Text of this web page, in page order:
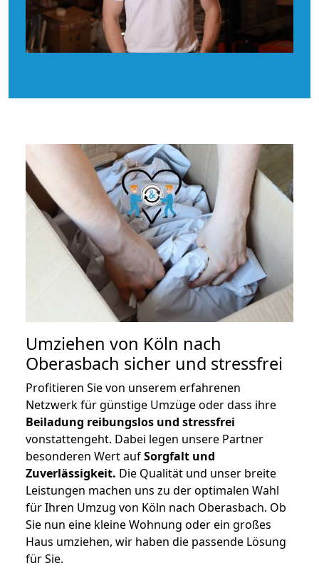
Umziehen von Köln nach
Oberasbach sicher und stressfrei
Profitieren Sie von unserem erfahrenen
Netzwerk für günstige Umzüge oder dass ihre
Beiladung reibungslos und stressfrei
vonstattengeht. Dabei legen unsere Partner
besonderen Wert aufSorgfalt und
Zuverlässigkeit. Die Qualität und unser breite
Leistungen machen uns zu der optimalen Wahl
für Ihren Umzug von Köln nach Oberasbach. Ob
Sie nun eine kleine Wohnung oder ein großes
Haus umziehen, wir haben die passende Lösung
für Sie.